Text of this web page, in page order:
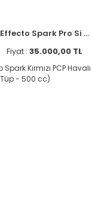
Effecto Spark Pro Si ...
Fiyat : 35.000,00 TL